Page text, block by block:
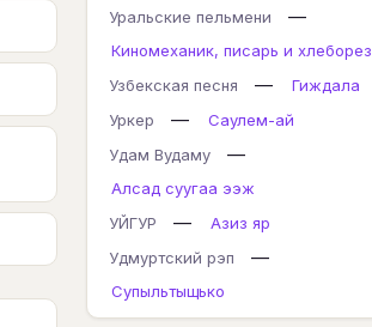
Уральские пельмени
—
Киномеханик, писарь и хлеборез
Узбекская песня
—
Гиждала
Уркер
—
Саулем-ай
Удам Вудаму
—
Алсад суугаа ээж
УЙГУР
—
Азиз яр
Удмуртский рэп
—
Супыльтыщько